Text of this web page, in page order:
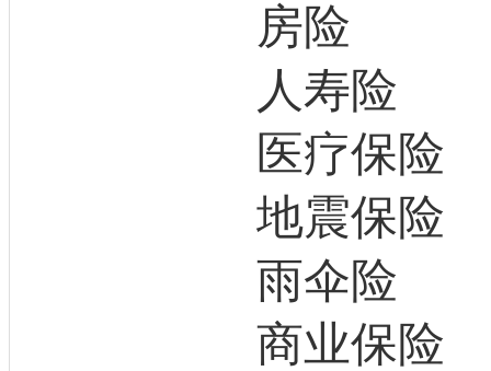
房险
人寿险
医疗保险
地震保险
雨伞险
商业保险